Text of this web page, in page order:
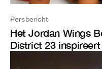
Persbericht
Het Jordan Wings
District 23